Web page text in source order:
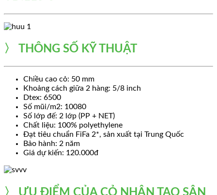
〉 THÔNG SỐ KỸ THUẬT
Chiều cao cỏ: 50 mm
Khoảng cách giữa 2 hàng: 5/8 inch
Dtex: 6500
Số mũi/m2: 10080
Số lớp đế: 2 lớp (PP + NET)
Chất liệu: 100% polyethylene
Đạt tiêu chuẩn FiFa 2*, sản xuất tại Trung Quốc
Bảo hành: 2 năm
Giá dự kiến: 120.000đ